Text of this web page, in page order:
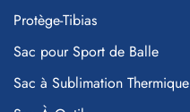
Protège-Tibias
Sac pour Sport de Balle
Sac à Sublimation Thermique